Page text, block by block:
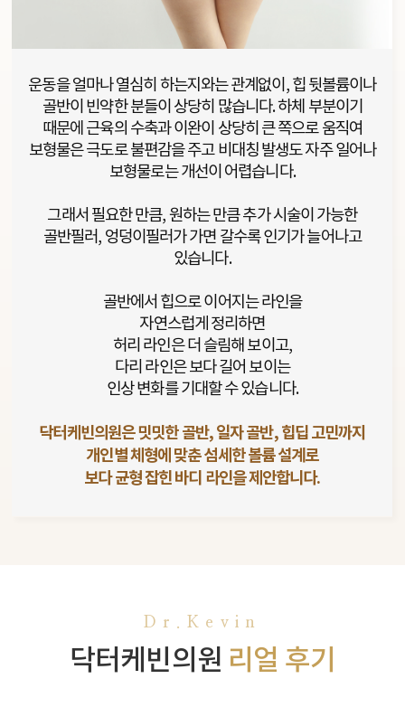
운동을 얼마나 열심히 하는지와는 관계없이, 힙 뒷볼륨이나
골반이 빈약한 분들이 상당히 많습니다. 하체 부분이기
때문에 근육의 수축과 이완이 상당히 큰 쪽으로 움직여
보형물은 극도로 불편감을 주고 비대칭 발생도 자주 일어나
보형물로는 개선이 어렵습니다.
그래서 필요한 만큼, 원하는 만큼 추가 시술이 가능한
골반필러, 엉덩이필러가 가면 갈수록 인기가 늘어나고
있습니다.
골반에서 힙으로 이어지는 라인을
자연스럽게 정리하면
허리 라인은 더 슬림해 보이고,
다리 라인은 보다 길어 보이는
인상 변화를 기대할 수 있습니다.
닥터케빈의원은 밋밋한 골반, 일자 골반, 힙딥 고민까지
개인별 체형에 맞춘 섬세한 볼륨 설계로
보다 균형 잡힌 바디 라인을 제안합니다.
Dr.Kevin
닥터케빈의원 리얼 후기